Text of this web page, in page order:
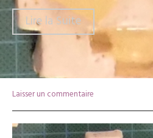
Lire la Suite
Laisser un commentaire